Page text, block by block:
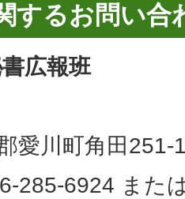
するお問い合
広報班
愛川町角田251-
285-6924 また